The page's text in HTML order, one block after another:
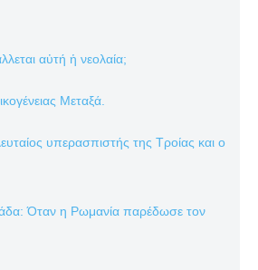
αὐτή ἡ νεολαία;
Μεταξά.
υπερασπιστής της Τροίας και ο
Όταν η Ρωμανία παρέδωσε τον